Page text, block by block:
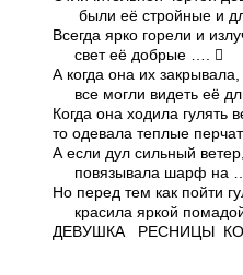
были её стройные и
Всегда ярко горели и
свет её добрые …. 
А когда она их закрывала,
все могли видеть её
Когда она ходила гулять
то одевала теплые
А если дул сильный
повязывала шарф на
Но перед тем как пойти
красила яркой
ДЕВУШКА РЕСНИЦЫ